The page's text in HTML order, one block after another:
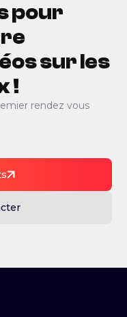
pour
sur les
!
rendez vous